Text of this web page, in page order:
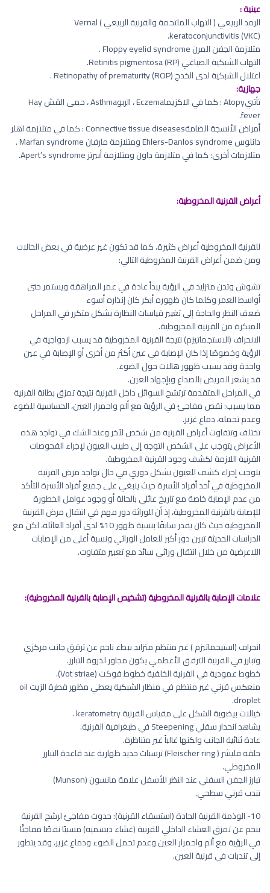
عينية :
الرمد الربيعي ( التهاب الملتحمة والقرنية الربيعي ) Vernal
keratoconjunctivitis (VKC).
متلازمة الجفن المرن Floppy eyelid syndrome .
التهاب الشبكية الصباغي Retinitis pigmentosa (RP).
اعتلال الشبكية لدى الخدج Retinopathy of prematurity (ROP) .
جهازية:
تأتبيAtopy : كما في الاكزيماEczema ، الربوAsthma ، حمى القش Hay
fever.
أمراض الأنسجة الضامةConnective tissue diseases : كما في متلازمة اهلر
دانلوس Ehlers-Danlos syndrome ومتلازمة مارفان Marfan syndrome .
متلازمات أخرى: كما في متلازمة داون ومتلازمة أبيرتز Apert’s syndrome.
أعراض القرنية المخروطية:
للقرنية المخروطية أعراض كثيرة، كما قد تكون غير عرضية في بعض الحالات
ومن ضمن أعراض القرنية المخروطية التالي:
تشوش وتدن متزايد في الرؤية يبدأ عادة في عمر المراهقة ويستمر حتى
أواسط العمر وكلما كان ظهوره أبكر كان إنذاره أسوء
ضعف النظر والحاجة إلى تغيير قياسات النظارة بشكل متكرر في المراحل
المبكرة من القرنية المخروطية.
الانحراف (الاستجماتيزم) نتيجة القرنية المخروطية قد يسبب ازدواجية في
الرؤية وخصوصًا إذا كان الإصابة في عين أكثر من أخرى أو الإصابة في عين
واحدة وقد يسبب ظهور هالات حول الضوء.
قد يشعر المريض بالصداع وبإجهاد العين.
في المراحل المتقدمة ترتشح السوائل داخل القرنية نتيجة تمزق بطانة القرنية
مما يسبب: نقص مفاجئ في الرؤية مع ألم واحمرار العين، الحساسية للضوء
وعدم تحمله، دماع غزير.
تختلف وتتفاوت أعراض القرنية من شخص لآخر وعند الشك في تواجد هذه
الأعراض يتوجب على الشخص التوجه إلى طبيب العيون لإجراء الفحوصات
القرنية اللازمة لكشف وجود القرنية المخروطية.
يتوجب إجراء كشف للعيون بشكل دوري في حال تواجد مرض القرنية
المخروطية في أحد أفراد الأسرة حيث ينبغي على جميع أفراد الأسرة التأكد
من عدم الإصابة خاصة مع تاريخ عائلي بالحالة أو وجود عوامل الخطورة
للإصابة بالقرنية المخروطية، إذ أن للوراثة دور مهم في انتقال مرض القرنية
المخروطية حيث كان يقدر سابقًا بنسبة ظهور 10% لدى أفراد العائلة، لكن مع
الدراسات الحديثة تبين دور أكبر للعامل الوراثي ونسبة أعلى من الإصابات
اللاعرضية من خلال انتقال وراثي سائد مع تعبير متفاوت.
علامات الإصابة بالقرنية المخروطية (تشخيص الإصابة بالقرنية المخروطية):
انحراف (استيجماتيزم ) غير منتظم متزايد ببطء ناجم عن ترقق جانب مركزي
وتبارز في القرنية الترقق الأعظمي يكون مجاور لذروة التبارز.
خطوط عمودية في القرنية الخلفية خطوط فوكت (Vot striae).
منعكس قرني غير منتظم في منظار الشبكية يعطي مظهر قطرة الزيت oil
droplet.
خيالات بيضوية الشكل على مقياس القرنية keratometry .
يشاهد انحدار سفلي Steepening في طبغرافية القرنية.
عادة ثنائية الجانب ولكنها غالباً غير متناظرة.
حلقة فليشر ( Fleischer ring) ترسبات حديد ظهارية عند قاعدة التبارز
المخروطي.
تبارز الجفن السفلي عند النظر للأسفل علامة مانسون (Munson)
تندب قرني سطحي.
10- الوذمة القرنية الحادة (استسقاء القرنية): حدوث مفاجئ لرشح القرنية
ينجم عن تمزق الغشاء الداخلي للقرنية (غشاء ديسميه) مسببًا نقصًا مفاجئًا
في الرؤية مع ألم واحمرار العين وعدم تحمل الضوء ودماع غزير، وقد يتطور
إلى تندبات في قرنية العين.